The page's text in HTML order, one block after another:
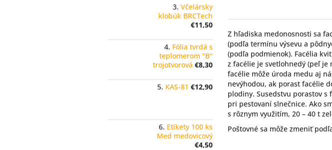
Včelársky
klobúk BRCTech
€11,50
Fólia tvrdá s
teplomerom "B"
trojotvorová €8,30
KAS-81 €12,90
Etikety 100 ks
Med medovicový
€4,50
Z hľadiska medonosnosti sa
(podľa termínu výsevu a
(podľa podmienok). Facélia
z facélie je svetlohnedý (peľ je
facélie môže úroda medu aj
nevýhodou, ak porast facélie
plodiny. Susedstvu porastov
pri pestovaní slnečnice. Ako
s rôznym využitím, 20 – 40 t
Poštovné sa môže zmeniť